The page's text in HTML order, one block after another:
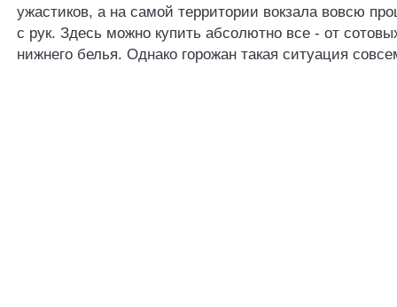
ужастиков, а на самой территории вокзала вовсю
с рук. Здесь можно купить абсолютно все - от
нижнего белья. Однако горожан такая ситуация